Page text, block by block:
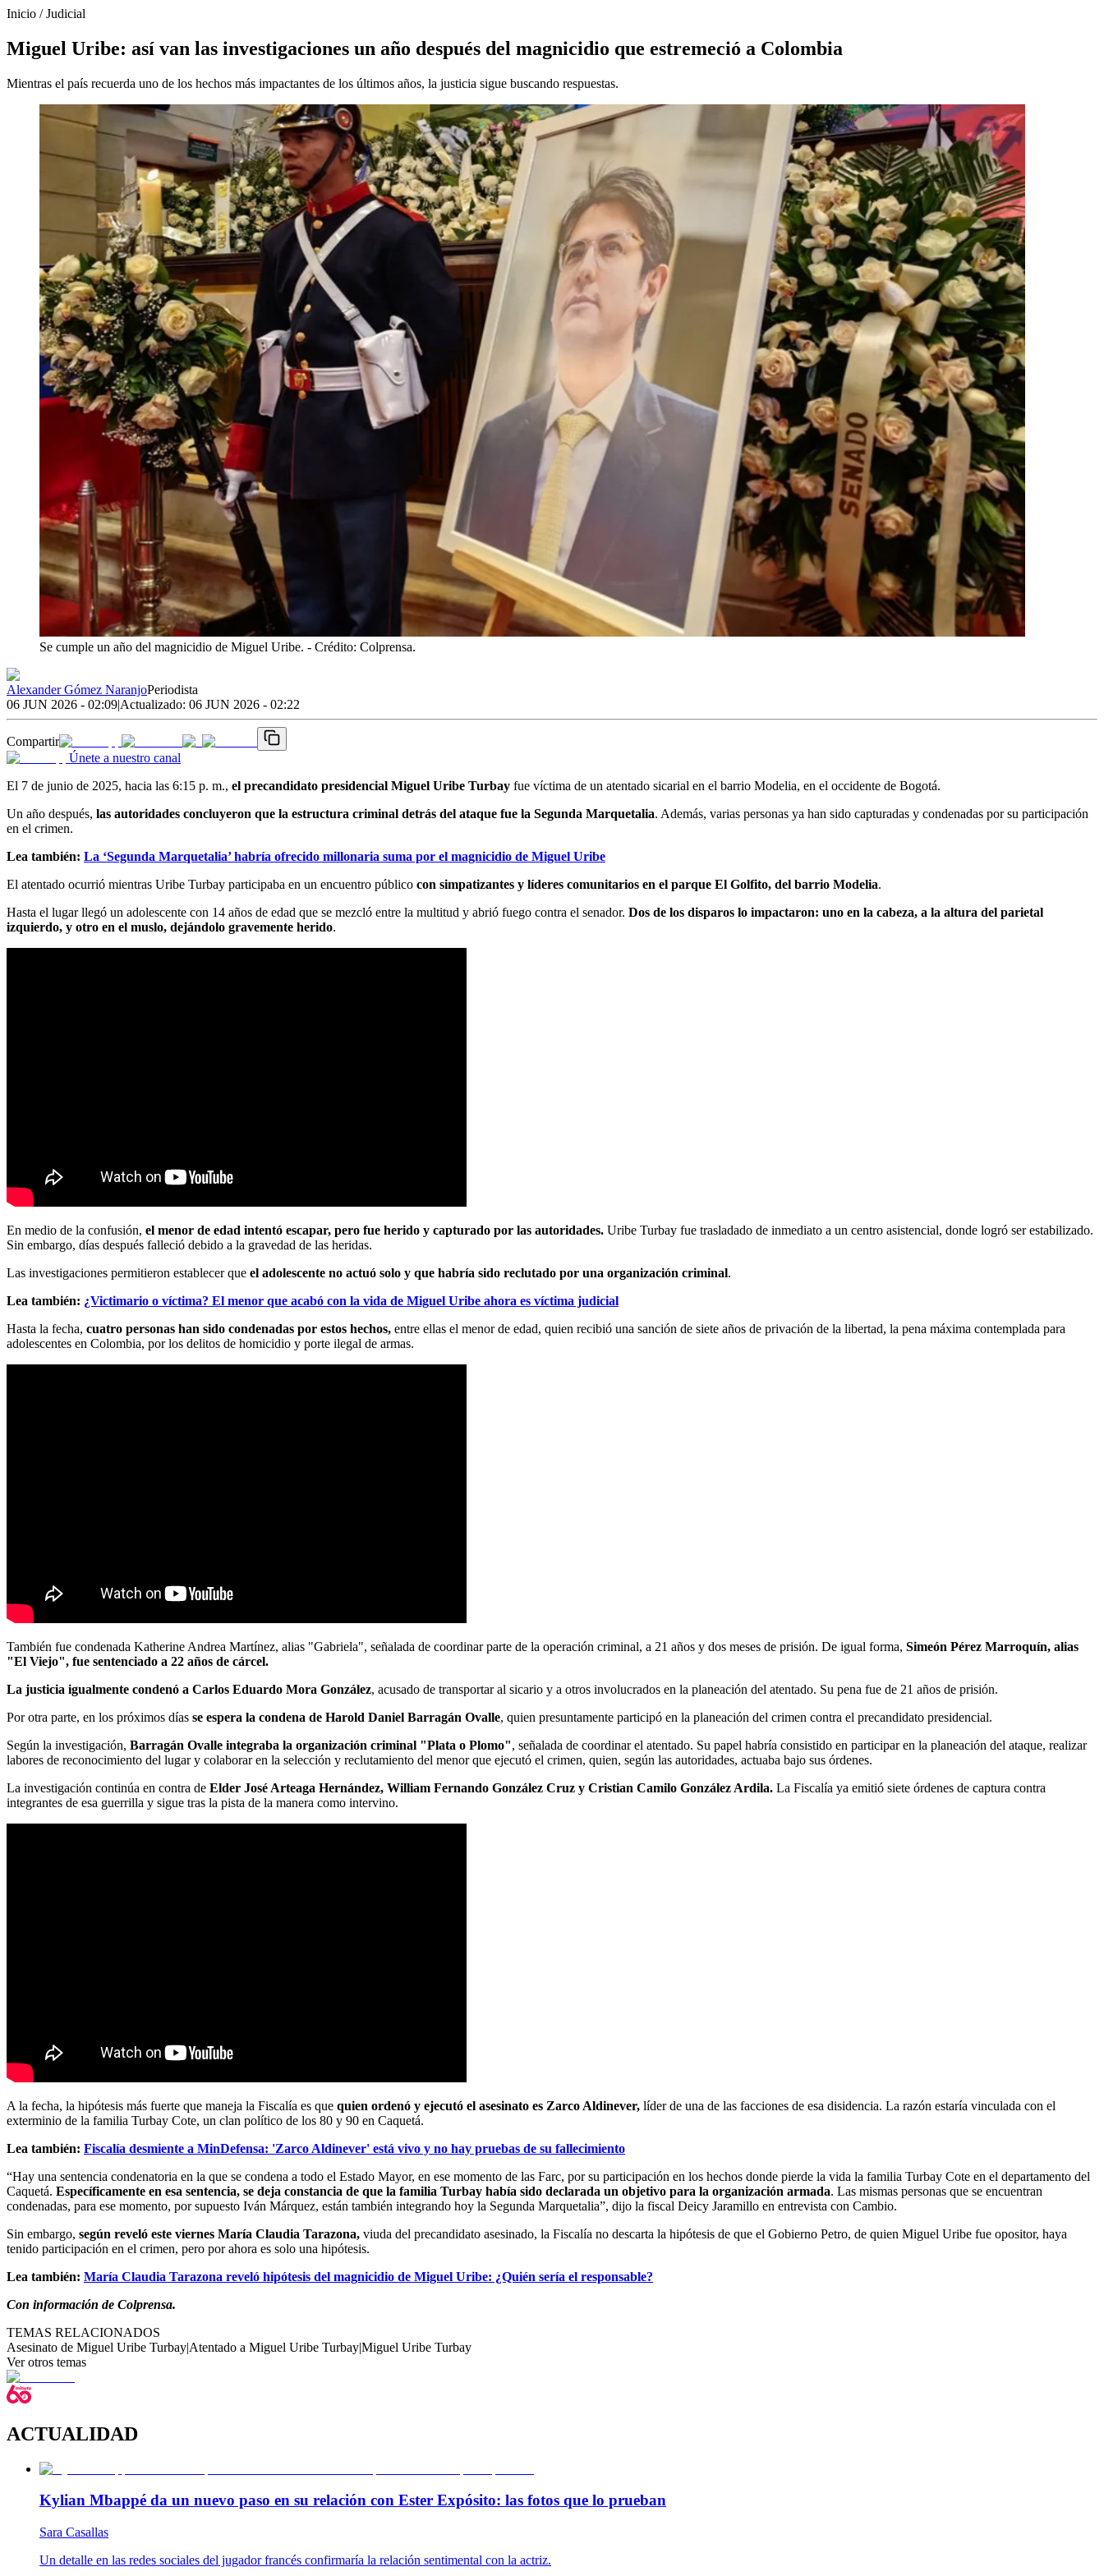
Inicio /Judicial
Miguel Uribe: así van las investigaciones un año después del magnicidio que estremeció a Colombia
Mientras el país recuerda uno de los hechos más impactantes de los últimos años, la justicia sigue buscando respuestas.
Se cumple un año del magnicidio de Miguel Uribe. - Crédito: Colprensa.
Alexander Gómez NaranjoPeriodista
06 JUN 2026 - 02:09|Actualizado: 06 JUN 2026 - 02:22
Compartir
Únete a nuestro canal
El 7 de junio de 2025, hacia las 6:15 p. m., el precandidato presidencial Miguel Uribe Turbay fue víctima de un atentado sicarial en el barrio Modelia, en el occidente de Bogotá.
Un año después, las autoridades concluyeron que la estructura criminal detrás del ataque fue la Segunda Marquetalia. Además, varias personas ya han sido capturadas y condenadas por su participación
en el crimen.
Lea también: La ‘Segunda Marquetalia’ habría ofrecido millonaria suma por el magnicidio de Miguel Uribe
El atentado ocurrió mientras Uribe Turbay participaba en un encuentro público con simpatizantes y líderes comunitarios en el parque El Golfito, del barrio Modelia.
Hasta el lugar llegó un adolescente con 14 años de edad que se mezcló entre la multitud y abrió fuego contra el senador. Dos de los disparos lo impactaron: uno en la cabeza, a la altura del parietal
izquierdo, y otro en el muslo, dejándolo gravemente herido.
En medio de la confusión, el menor de edad intentó escapar, pero fue herido y capturado por las autoridades. Uribe Turbay fue trasladado de inmediato a un centro asistencial, donde logró ser estabilizado.
Sin embargo, días después falleció debido a la gravedad de las heridas.
Las investigaciones permitieron establecer que el adolescente no actuó solo y que habría sido reclutado por una organización criminal.
Lea también: ¿Victimario o víctima? El menor que acabó con la vida de Miguel Uribe ahora es víctima judicial
Hasta la fecha, cuatro personas han sido condenadas por estos hechos, entre ellas el menor de edad, quien recibió una sanción de siete años de privación de la libertad, la pena máxima contemplada para
adolescentes en Colombia, por los delitos de homicidio y porte ilegal de armas.
También fue condenada Katherine Andrea Martínez, alias "Gabriela", señalada de coordinar parte de la operación criminal, a 21 años y dos meses de prisión. De igual forma, Simeón Pérez Marroquín, alias
"El Viejo", fue sentenciado a 22 años de cárcel.
La justicia igualmente condenó a Carlos Eduardo Mora González, acusado de transportar al sicario y a otros involucrados en la planeación del atentado. Su pena fue de 21 años de prisión.
Por otra parte, en los próximos días se espera la condena de Harold Daniel Barragán Ovalle, quien presuntamente participó en la planeación del crimen contra el precandidato presidencial.
Según la investigación, Barragán Ovalle integraba la organización criminal "Plata o Plomo", señalada de coordinar el atentado. Su papel habría consistido en participar en la planeación del ataque, realizar
labores de reconocimiento del lugar y colaborar en la selección y reclutamiento del menor que ejecutó el crimen, quien, según las autoridades, actuaba bajo sus órdenes.
La investigación continúa en contra de Elder José Arteaga Hernández, William Fernando González Cruz y Cristian Camilo González Ardila. La Fiscalía ya emitió siete órdenes de captura contra
integrantes de esa guerrilla y sigue tras la pista de la manera como intervino.
A la fecha, la hipótesis más fuerte que maneja la Fiscalía es que quien ordenó y ejecutó el asesinato es Zarco Aldinever, líder de una de las facciones de esa disidencia. La razón estaría vinculada con el
exterminio de la familia Turbay Cote, un clan político de los 80 y 90 en Caquetá.
Lea también: Fiscalía desmiente a MinDefensa: 'Zarco Aldinever' está vivo y no hay pruebas de su fallecimiento
“Hay una sentencia condenatoria en la que se condena a todo el Estado Mayor, en ese momento de las Farc, por su participación en los hechos donde pierde la vida la familia Turbay Cote en el departamento del
Caquetá. Específicamente en esa sentencia, se deja constancia de que la familia Turbay había sido declarada un objetivo para la organización armada. Las mismas personas que se encuentran
condenadas, para ese momento, por supuesto Iván Márquez, están también integrando hoy la Segunda Marquetalia”, dijo la fiscal Deicy Jaramillo en entrevista con Cambio.
Sin embargo, según reveló este viernes María Claudia Tarazona, viuda del precandidato asesinado, la Fiscalía no descarta la hipótesis de que el Gobierno Petro, de quien Miguel Uribe fue opositor, haya
tenido participación en el crimen, pero por ahora es solo una hipótesis.
Lea también: María Claudia Tarazona reveló hipótesis del magnicidio de Miguel Uribe: ¿Quién sería el responsable?
Con información de Colprensa.
TEMAS RELACIONADOS
Asesinato de Miguel Uribe Turbay|Atentado a Miguel Uribe Turbay|Miguel Uribe Turbay
Ver otros temas
ACTUALIDAD
Kylian Mbappé da un nuevo paso en su relación con Ester Expósito: las fotos que lo prueban
Sara Casallas
Un detalle en las redes sociales del jugador francés confirmaría la relación sentimental con la actriz.